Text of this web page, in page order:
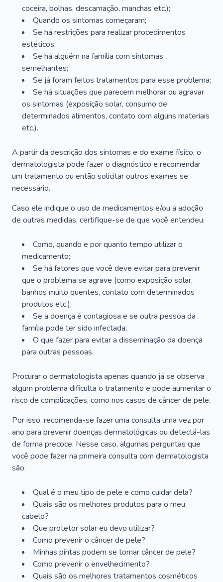
coceira, bolhas, descamação, manchas etc.);
Quando os sintomas começaram;
Se há restrições para realizar procedimentos
estéticos;
Se há alguém na família com sintomas
semelhantes;
Se já foram feitos tratamentos para esse problema;
Se há situações que parecem melhorar ou agravar
os sintomas (exposição solar, consumo de
determinados alimentos, contato com alguns materiais
etc.).
A partir da descrição dos sintomas e do exame físico, o
dermatologista pode fazer o diagnóstico e recomendar
um tratamento ou então solicitar outros exames se
necessário.
Caso ele indique o uso de medicamentos e/ou a adoção
de outras medidas, certifique-se de que você entendeu:
Como, quando e por quanto tempo utilizar o
medicamento;
Se há fatores que você deve evitar para prevenir
que o problema se agrave (como exposição solar,
banhos muito quentes, contato com determinados
produtos etc.);
Se a doença é contagiosa e se outra pessoa da
família pode ter sido infectada;
O que fazer para evitar a disseminação da doença
para outras pessoas.
Procurar o dermatologista apenas quando já se observa
algum problema dificulta o tratamento e pode aumentar o
risco de complicações, como nos casos de câncer de pele.
Por isso, recomenda-se fazer uma consulta uma vez por
ano para prevenir doenças dermatológicas ou detectá-las
de forma precoce. Nesse caso, algumas perguntas que
você pode fazer na primeira consulta com dermatologista
são:
Qual é o meu tipo de pele e como cuidar dela?
Quais são os melhores produtos para o meu
cabelo?
Que protetor solar eu devo utilizar?
Como prevenir o câncer de pele?
Minhas pintas podem se tornar câncer de pele?
Como prevenir o envelhecimento?
Quais são os melhores tratamentos cosméticos